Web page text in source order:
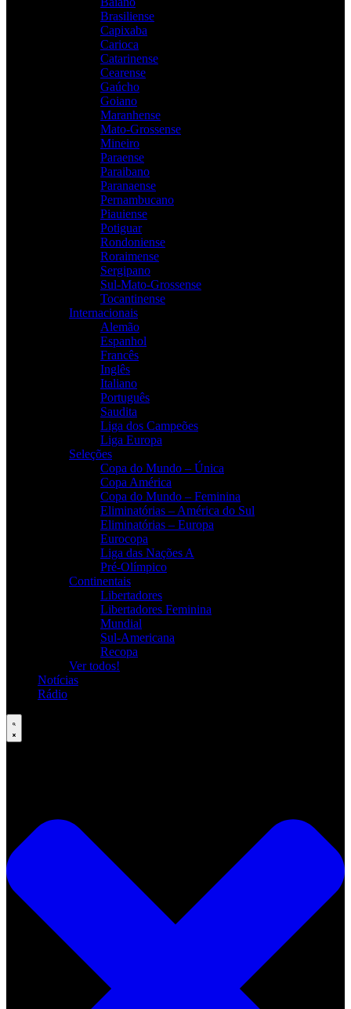
Brasiliense
Capixaba
Carioca
Catarinense
Cearense
Gaúcho
Goiano
Maranhense
Mato-Grossense
Mineiro
Paraense
Paraibano
Paranaense
Pernambucano
Piauiense
Potiguar
Rondoniense
Roraimense
Sergipano
Sul-Mato-Grossense
Tocantinense
Internacionais
Alemão
Espanhol
Francês
Inglês
Italiano
Português
Saudita
Liga dos Campeões
Liga Europa
Seleções
Copa do Mundo – Única
Copa América
Copa do Mundo – Feminina
Eliminatórias – América do Sul
Eliminatórias – Europa
Eurocopa
Liga das Nações A
Pré-Olímpico
Continentais
Libertadores
Libertadores Feminina
Mundial
Sul-Americana
Recopa
Ver todos!
Notícias
Rádio